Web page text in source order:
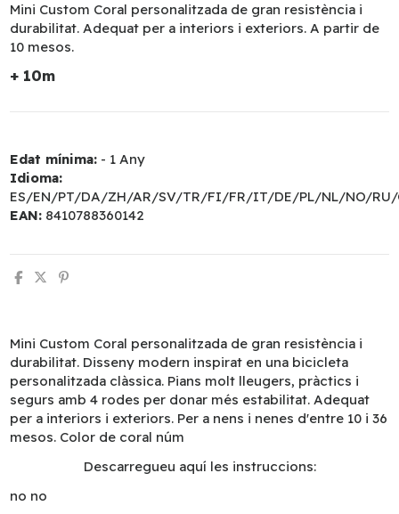
Mini Custom Coral personalitzada de gran resistència i
durabilitat. Adequat per a interiors i exteriors. A partir de
10 mesos.
+ 10m
Edat mínima: - 1 Any
Idioma:
ES/EN/PT/DA/ZH/AR/SV/TR/FI/FR/IT/DE/PL/NL/NO/RU/
EAN: 8410788360142
Mini Custom Coral personalitzada de gran resistència i
durabilitat. Disseny modern inspirat en una bicicleta
personalitzada clàssica. Pians molt lleugers, pràctics i
segurs amb 4 rodes per donar més estabilitat. Adequat
per a interiors i exteriors. Per a nens i nenes d'entre 10 i 36
mesos. Color de coral núm
Descarregueu aquí les instruccions:
no no